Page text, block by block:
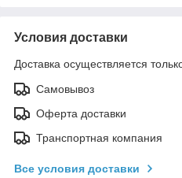
Условия доставки
Доставка осуществляется
Самовывоз
Оферта доставки
Транспортная компания
Все условия доставки